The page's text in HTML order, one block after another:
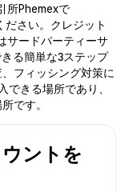
所Phemexで
さい。クレジット
サードパーティーサ
る簡単な3ステップ
フィッシング対策に
きる場所であり、
です。
ントを